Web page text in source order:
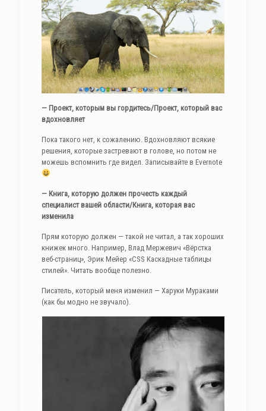
— Проект, которым вы гордитесь/Проект, который вас
вдохновляет
Пока такого нет, к сожалению. Вдохновляют всякие
решения, которые застревают в голове, но потом не
можешь вспомнить где видел. Записывайте в Evernote
— Книга, которую должен прочесть каждый
специалист вашей области/Книга, которая вас
изменила
Прям которую должен — такой не читал, а так хороших
книжек много. Например, Влад Мержевич «Вёрстка
веб-страниц», Эрик Мейер «CSS Каскадные таблицы
стилей». Читать вообще полезно.
Писатель, который меня изменил — Харуки Мураками
(как бы модно не звучало).